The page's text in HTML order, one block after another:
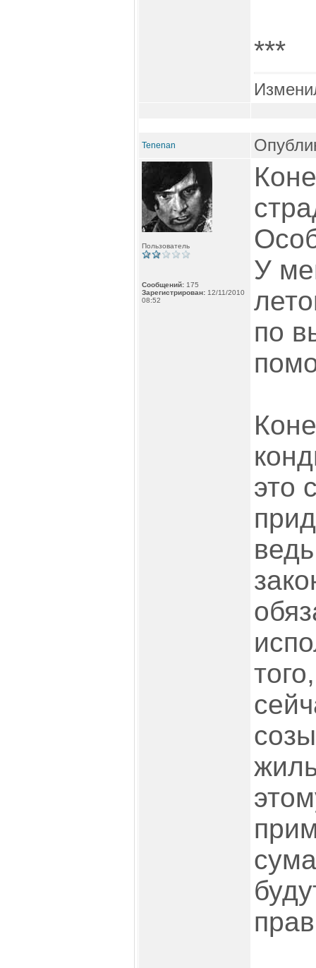
***
Tenenan
Пользователь
Сообщений: 175
Зарегистрирован: 12/11/2010
08:52
У
по
это